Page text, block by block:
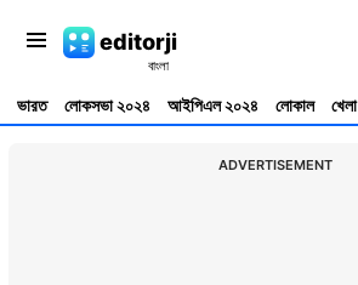
editorji
ভারত লোকসভা ২০২৪ আইপিএল ২০২৪ লোকাল খেলা
ADVERTISEMENT